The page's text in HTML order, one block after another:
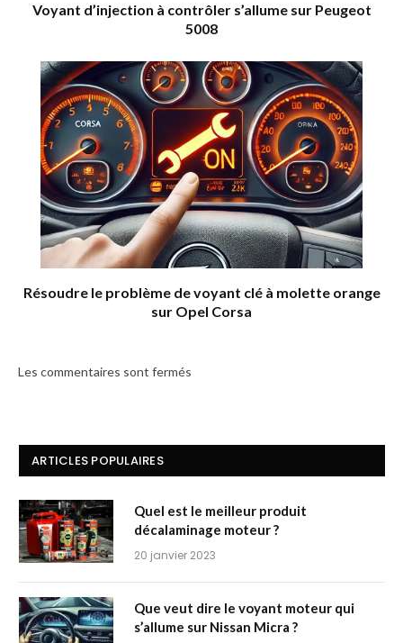
Voyant d’injection à contrôler s’allume sur Peugeot
5008
Résoudre le problème de voyant clé à molette orange
sur Opel Corsa
Les commentaires sont fermés
ARTICLES POPULAIRES
Quel est le meilleur produit
décalaminage moteur ?
20 janvier 2023
Que veut dire le voyant moteur qui
s’allume sur Nissan Micra ?